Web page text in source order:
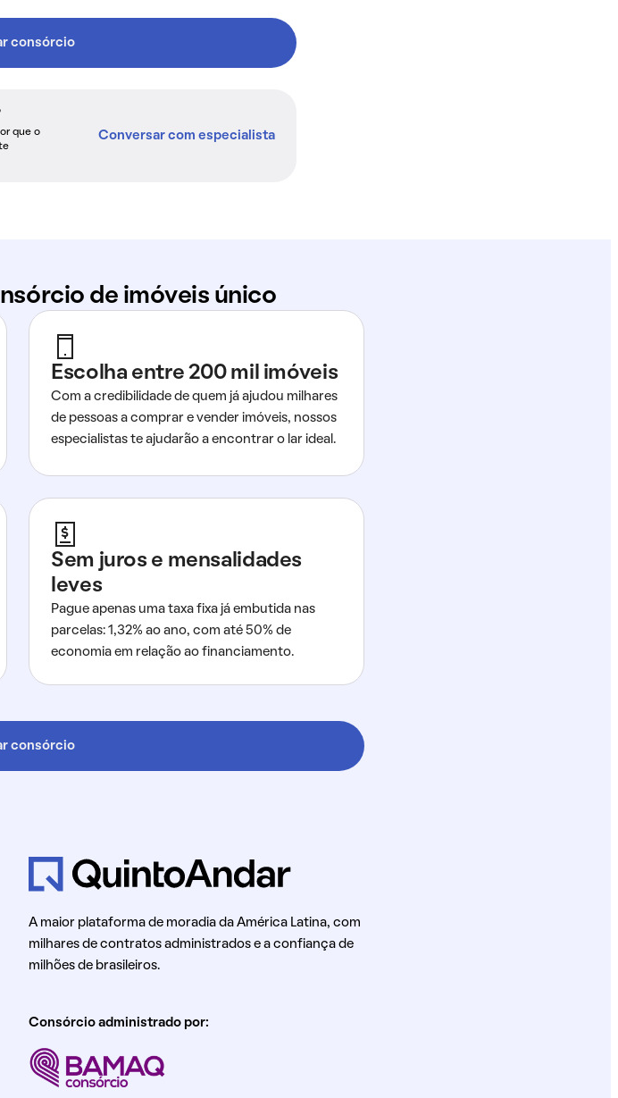
consórcio
que o
Conversar com especialista
de imóveis único
Escolha entre 200 mil imóveis
Com a credibilidade de quem já ajudou milhares
de pessoas a comprar e vender imóveis, nossos
especialistas te ajudarão a encontrar o lar ideal.
Sem juros e mensalidades
leves
Pague apenas uma taxa fixa já embutida nas
parcelas: 1,32% ao ano, com até 50% de
economia em relação ao financiamento.
consórcio
A maior plataforma de moradia da América Latina, com
milhares de contratos administrados e a confiança de
milhões de brasileiros.
Consórcio administrado por: